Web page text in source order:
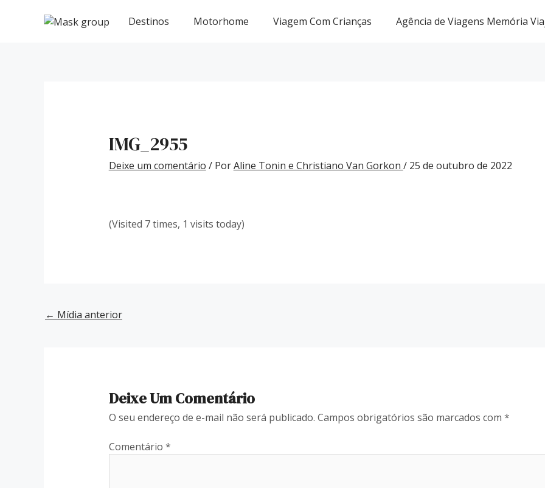
Destinos Motorhome Viagem Com Crianças Agência de Viagens Memória
IMG_2955
Deixe um comentário / PorAline Tonin e Christiano Van Gorkon / 25 de outubro de 2022
(Visited 7 times, 1 visits today)
navigation
← Mídia anterior
Deixe Um Comentário
O seu endereço de e-mail não será publicado. Campos obrigatórios são marcados com *
Comentário *